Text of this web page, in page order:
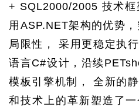
+ SQL2000/2005 技术框
用ASP.NET架构的优势
局限性， 采用更稳定执
语言C#设计，沿续
模板引擎机制， 全新的
和技术上的革新塑造了